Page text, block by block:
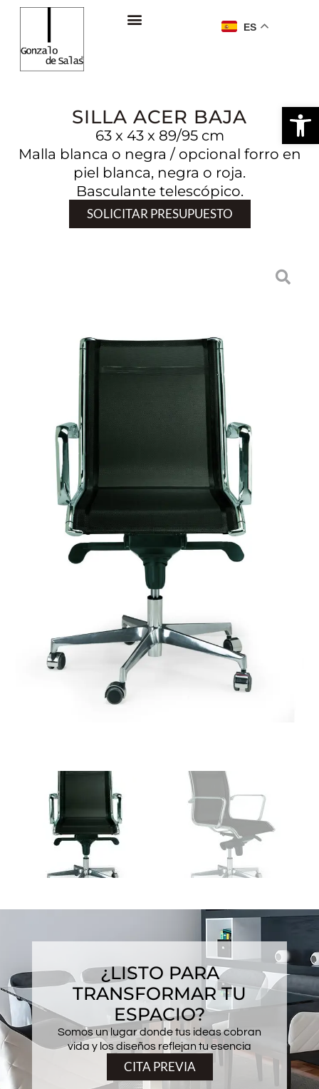
ES
SILLA ACER BAJA
63 x 43 x 89/95 cm
Malla blanca o negra / opcional forro en
piel blanca, negra o roja.
Basculante telescópico.
SOLICITAR PRESUPUESTO
¿LISTO PARA
TRANSFORMAR TU
ESPACIO?
Somos un lugar donde tus ideas cobran
vida y los diseños reflejan tu esencia
CITA PREVIA